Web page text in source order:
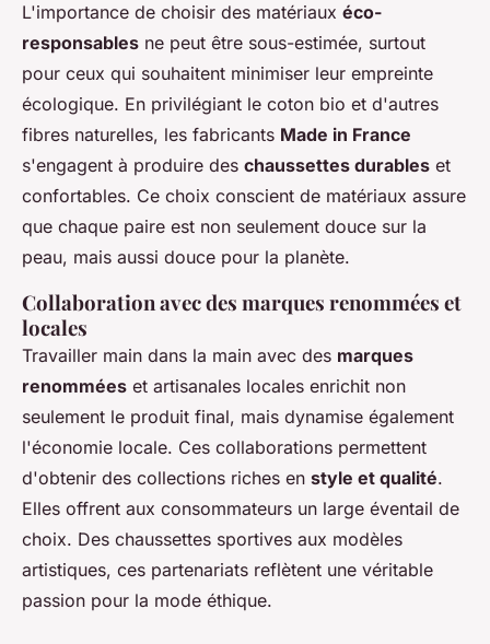
L'importance de choisir des matériaux éco-
responsables ne peut être sous-estimée, surtout
pour ceux qui souhaitent minimiser leur empreinte
écologique. En privilégiant le coton bio et d'autres
fibres naturelles, les fabricants Made in France
s'engagent à produire des chaussettes durables et
confortables. Ce choix conscient de matériaux assure
que chaque paire est non seulement douce sur la
peau, mais aussi douce pour la planète.
Collaboration avec des marques renommées et
locales
Travailler main dans la main avec des marques
renommées et artisanales locales enrichit non
seulement le produit final, mais dynamise également
l'économie locale. Ces collaborations permettent
d'obtenir des collections riches en style et qualité.
Elles offrent aux consommateurs un large éventail de
choix. Des chaussettes sportives aux modèles
artistiques, ces partenariats reflètent une véritable
passion pour la mode éthique.